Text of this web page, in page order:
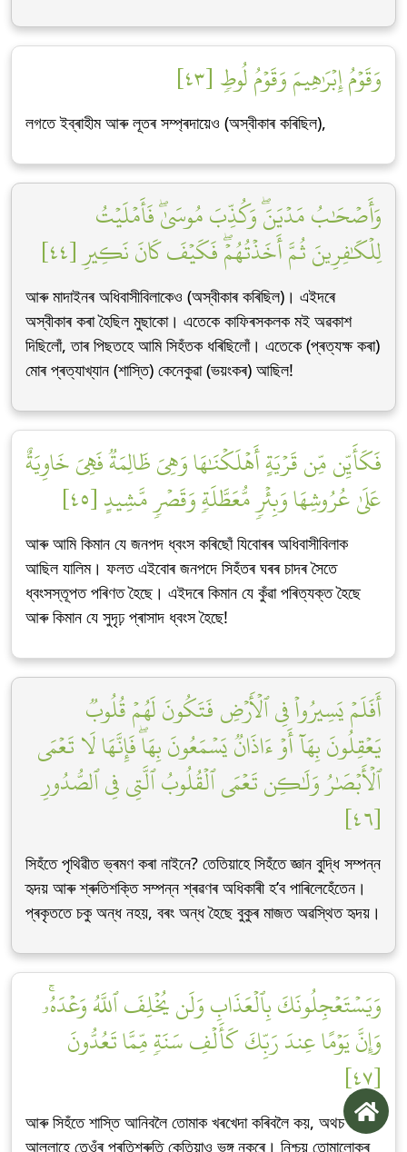
وَقَوۡمُ إِبۡرَٰهِيمَ وَقَوۡمُ لُوطٖ [٤٣]
লগতে ইব্ৰাহীম আৰু লূতৰ সম্প্ৰদায়েও (অস্বীকাৰ কৰিছিল),
وَأَصۡحَٰبُ مَدۡيَنَۖ وَكُذِّبَ مُوسَىٰۖ فَأَمۡلَيۡتُ
لِلۡكَٰفِرِينَ ثُمَّ أَخَذۡتُهُمۡۖ فَكَيۡفَ كَانَ نَكِيرِ [٤٤]
আৰু মাদাইনৰ অধিবাসীবিলাকেও (অস্বীকাৰ কৰিছিল)। এইদৰে
অস্বীকাৰ কৰা হৈছিল মুছাকো। এতেকে কাফিৰসকলক মই অৱকাশ
দিছিলোঁ, তাৰ পিছতহে আমি সিহঁতক ধৰিছিলোঁ। এতেকে (প্ৰত্যক্ষ কৰা)
মোৰ প্ৰত্যাখ্যান (শাস্তি) কেনেকুৱা (ভয়ংকৰ) আছিল!
فَكَأَيِّن مِّن قَرۡيَةٍ أَهۡلَكۡنَٰهَا وَهِيَ ظَالِمَةٞ فَهِيَ خَاوِيَةٌ
عَلَىٰ عُرُوشِهَا وَبِئۡرٖ مُّعَطَّلَةٖ وَقَصۡرٖ مَّشِيدٍ [٤٥]
আৰু আমি কিমান যে জনপদ ধ্বংস কৰিছোঁ যিবোৰৰ অধিবাসীবিলাক
আছিল যালিম। ফলত এইবোৰ জনপদে সিহঁতৰ ঘৰৰ চাদৰ সৈতে
ধ্বংসস্তূপত পৰিণত হৈছে। এইদৰে কিমান যে কুঁৱা পৰিত্যক্ত হৈছে
আৰু কিমান যে সুদৃঢ় প্ৰাসাদ ধ্বংস হৈছে!
أَفَلَمۡ يَسِيرُواْ فِي ٱلۡأَرۡضِ فَتَكُونَ لَهُمۡ قُلُوبٞ
يَعۡقِلُونَ بِهَآ أَوۡ ءَاذَانٞ يَسۡمَعُونَ بِهَاۖ فَإِنَّهَا لَا تَعۡمَى
ٱلۡأَبۡصَٰرُ وَلَٰكِن تَعۡمَى ٱلۡقُلُوبُ ٱلَّتِي فِي ٱلصُّدُورِ
[٤٦]
সিহঁতে পৃথিৱীত ভ্ৰমণ কৰা নাইনে? তেতিয়াহে সিহঁতে জ্ঞান বুদ্ধি সম্পন্ন
হৃদয় আৰু শ্ৰুতিশক্তি সম্পন্ন শ্ৰৱণৰ অধিকাৰী হ’ব পাৰিলেহেঁতেন।
প্ৰকৃততে চকু অন্ধ নহয়, বৰং অন্ধ হৈছে বুকুৰ মাজত অৱস্থিত হৃদয়।
وَيَسۡتَعۡجِلُونَكَ بِٱلۡعَذَابِ وَلَن يُخۡلِفَ ٱللَّهُ وَعۡدَهُۥۚ
وَإِنَّ يَوۡمًا عِندَ رَبِّكَ كَأَلۡفِ سَنَةٖ مِّمَّا تَعُدُّونَ
[٤٧]
আৰু সিহঁতে শাস্তি আনিবলৈ তোমাক খৰখেদা কৰিবলৈ কয়, অথচ
আল্লাহে তেওঁৰ প্ৰতিশ্ৰুতি কেতিয়াও ভঙ্গ নকৰে। নিশ্চয় তোমালোকৰ